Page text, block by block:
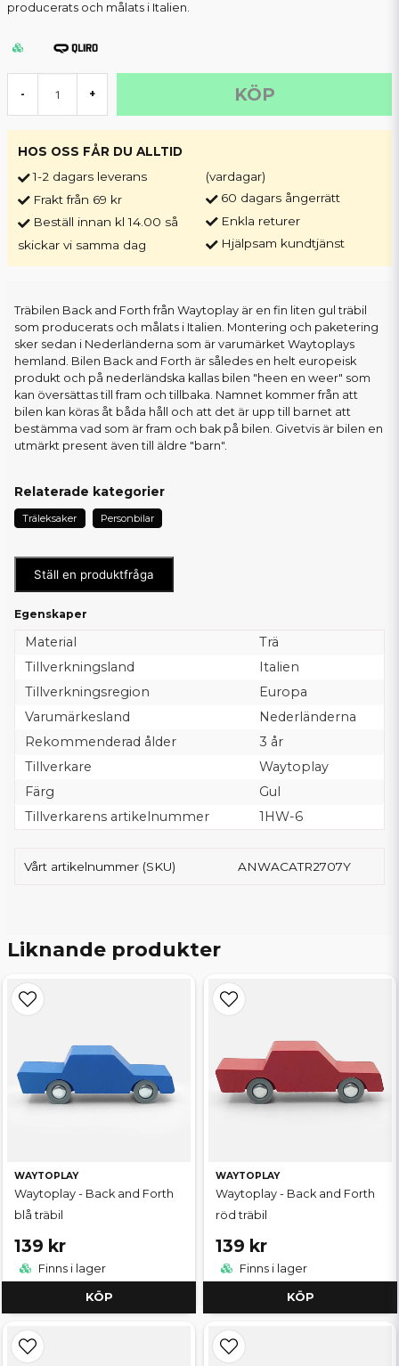
producerats och målats i Italien.
- + KÖP
HOS OSS FÅR DU ALLTID
1-2 dagars leverans
Frakt från 69 kr
Beställ innan kl 14.00 så
skickar vi samma dag
(vardagar)
60 dagars ångerrätt
Enkla returer
Hjälpsam kundtjänst
Träbilen Back and Forth från Waytoplay är en fin liten gul träbil
som producerats och målats i Italien. Montering och paketering
sker sedan i Nederländerna som är varumärket Waytoplays
hemland. Bilen Back and Forth är således en helt europeisk
produkt och på nederländska kallas bilen "heen en weer" som
kan översättas till fram och tillbaka. Namnet kommer från att
bilen kan köras åt båda håll och att det är upp till barnet att
bestämma vad som är fram och bak på bilen. Givetvis är bilen en
utmärkt present även till äldre "barn".
Relaterade kategorier
Träleksaker Personbilar
Ställ en produktfråga
Egenskaper
Material
Trä
Tillverkningsland
Italien
Tillverkningsregion
Europa
Varumärkesland
Nederländerna
Rekommenderad ålder
3 år
Tillverkare
Waytoplay
Färg
Gul
Tillverkarens artikelnummer
1HW-6
Vårt artikelnummer (SKU) ANWACATR2707Y
Liknande produkter
WAYTOPLAY
Waytoplay - Back and Forth
blå träbil
139 kr
Finns i lager
KÖP
WAYTOPLAY
Waytoplay - Back and Forth
röd träbil
139 kr
Finns i lager
KÖP